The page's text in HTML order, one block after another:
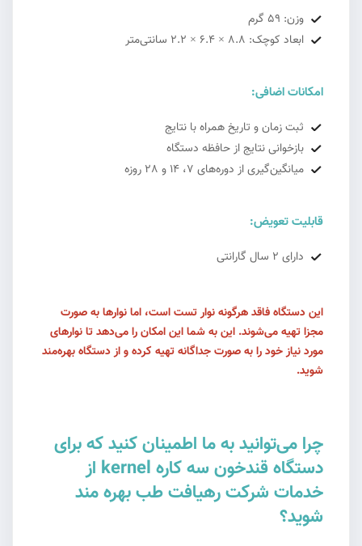
وزن: 59 گرم
ابعاد کوچک: 8.8 × 6.4 × 2.2 سانتی‌متر
امکانات اضافی:
ثبت زمان و تاریخ همراه با نتایج
بازخوانی نتایج از حافظه دستگاه
میانگین‌گیری از دوره‌های 7، 14 و 28 روزه
قابلیت تعویض:
دارای 2 سال گارانتی
این دستگاه فاقد هرگونه نوار تست است، اما نوارها به صورت
مجزا تهیه می‌شوند. این به شما این امکان را می‌دهد تا نوارهای
مورد نیاز خود را به صورت جداگانه تهیه کرده و از دستگاه بهره‌مند
شوید.
چرا می‌توانید به ما اطمینان کنید که برای
دستگاه قندخون سه کاره kernel از
خدمات شرکت رهیافت طب بهره مند
شوید؟